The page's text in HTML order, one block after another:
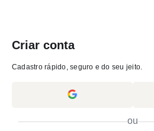
Criar conta
Cadastro rápido, seguro e do seu jeito.
ou